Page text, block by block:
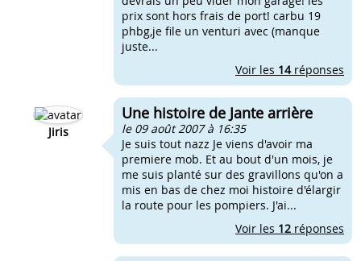
prix sont hors frais de port! carbu 19
phbg,je file un venturi avec (manque
juste...
Voir les 14réponses
Jiris
Une histoire de Jante arrière
le 09 août 2007 à 16:35
Je suis tout nazz Je viens d'avoir ma
premiere mob. Et au bout d'un mois, je
me suis planté sur des gravillons qu'on a
mis en bas de chez moi histoire d'élargir
la route pour les pompiers. J'ai...
Voir les 12 réponses